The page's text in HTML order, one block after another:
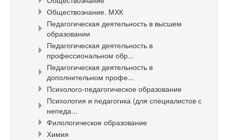
Обществознание. МХК
Педагогическая деятельность в высшем
образовании
Педагогическая деятельность в
профессиональном обр...
Педагогическая деятельность в
дополнительном профе...
Психолого-педагогическое образование
Психология и педагогика (для специалистов с
непеда...
Филологическое образование
Химия